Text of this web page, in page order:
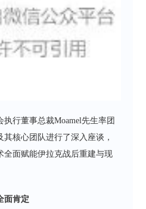
行董事总裁Moamel先生率团
核心团队进行了深入座谈，
全面赋能伊拉克战后重建与现
面肯定